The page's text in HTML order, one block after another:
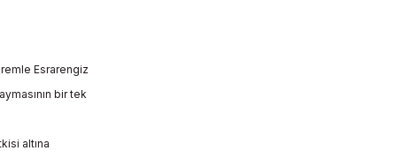
Esrarengiz
bir tek
altına